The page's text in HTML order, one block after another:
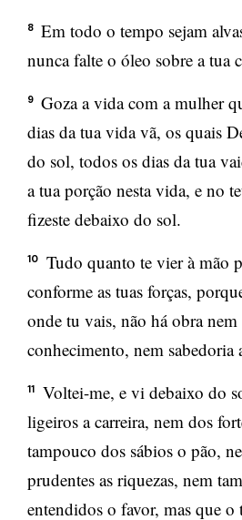
8
Em todo o tempo sejam
nunca falte o óleo sobre a tua
9
Goza a vida com a mulher
dias da tua vida vã, os quais
do sol, todos os dias da tua
a tua porção nesta vida, e no
fizeste debaixo do sol.
10
Tudo quanto te vier à mão
conforme as tuas forças,
onde tu vais, não há obra
conhecimento, nem sabedoria
11
Voltei-me, e vi debaixo do
ligeiros a carreira, nem dos
tampouco dos sábios o pão,
prudentes as riquezas, nem
entendidos o favor, mas que o